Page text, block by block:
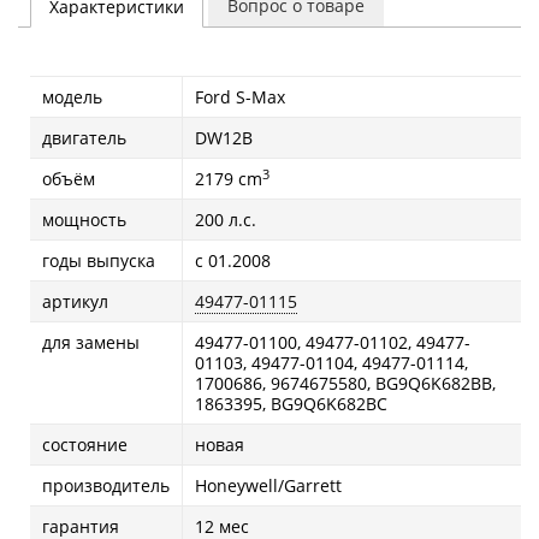
Характеристики Вопрос о товаре
модель
Ford S-Max
двигатель
DW12B
объём
2179 cm3
мощность
200 л.с.
годы выпуска
с 01.2008
артикул
49477-01115
для замены
49477-01100, 49477-01102, 49477-
01103, 49477-01104, 49477-01114,
1700686, 9674675580, BG9Q6K682BB,
1863395, BG9Q6K682BC
состояние
новая
производитель
Honeywell/Garrett
гарантия
12 мес